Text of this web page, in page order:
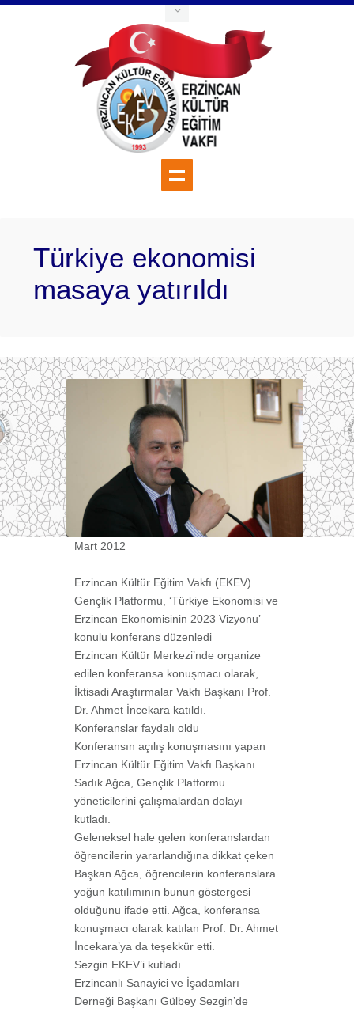
Türkiye ekonomisi
masaya yatırıldı
Mart 2012
Erzincan Kültür Eğitim Vakfı (EKEV)
Gençlik Platformu, ‘Türkiye Ekonomisi ve
Erzincan Ekonomisinin 2023 Vizyonu’
konulu konferans düzenledi
Erzincan Kültür Merkezi’nde organize
edilen konferansa konuşmacı olarak,
İktisadiAraştırmalar Vakfı Başkanı Prof.
Dr. Ahmet İncekara katıldı.
Konferanslar faydalı oldu
Konferansın açılış konuşmasını yapan
Erzincan Kültür Eğitim Vakfı Başkanı
Sadık Ağca, Gençlik Platformu
yöneticilerini çalışmalardan dolayı
kutladı.
Geleneksel hale gelen konferanslardan
öğrencilerin yararlandığına dikkat çeken
Başkan Ağca, öğrencilerin konferanslara
yoğun katılımının bunun göstergesi
olduğunu ifade etti. Ağca, konferansa
konuşmacı olarak katılan Prof. Dr. Ahmet
İncekara’ya da teşekkür etti.
Sezgin EKEV’i kutladı
Erzincanlı Sanayici ve İşadamları
Derneği Başkanı Gülbey Sezgin’de